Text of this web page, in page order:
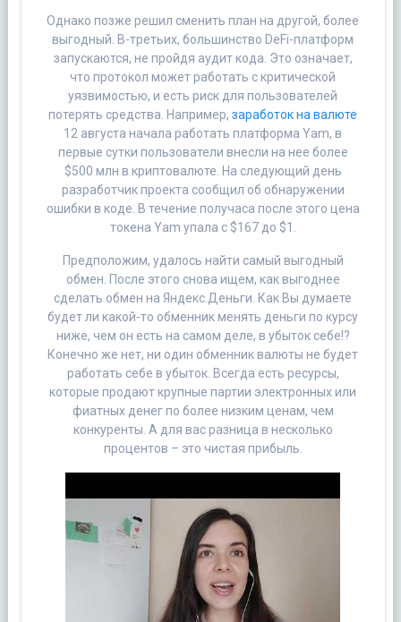
Однако позже решил сменить план на другой, более
выгодный. В-третьих, большинство DeFi-платформ
запускаются, не пройдя аудит кода. Это означает,
что протокол может работать с критической
уязвимостью, и есть риск для пользователей
потерять средства. Например,заработок на валюте
12 августа начала работать платформа Yam, в
первые сутки пользователи внесли на нее более
$500 млн в криптовалюте. На следующий день
разработчик проекта сообщил об обнаружении
ошибки в коде. В течение получаса после этого цена
токена Yam упала с $167 до $1.
Предположим, удалось найти самый выгодный
обмен. После этого снова ищем, как выгоднее
сделать обмен на Яндекс.Деньги. Как Вы думаете
будет ли какой-то обменник менять деньги по курсу
ниже, чем он есть на самом деле, в убыток себе!?
Конечно же нет, ни один обменник валюты не будет
работать себе в убыток. Всегда есть ресурсы,
которые продают крупные партии электронных или
фиатных денег по более низким ценам, чем
конкуренты. А для вас разница в несколько
процентов – это чистая прибыль.